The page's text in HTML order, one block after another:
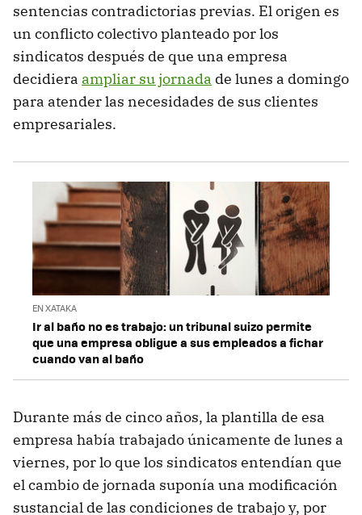
sentencias contradictorias previas. El origen es
un conflicto colectivo planteado por los
sindicatos después de que una empresa
decidiera ampliar su jornada de lunes a domingo
para atender las necesidades de sus clientes
empresariales.
EN XATAKA
Ir al baño no es trabajo: un tribunal suizo permite
que una empresa obligue a sus empleados a fichar
cuando van al baño
Durante más de cinco años, la plantilla de esa
empresa había trabajado únicamente de lunes a
viernes, por lo que los sindicatos entendían que
el cambio de jornada suponía una modificación
sustancial de las condiciones de trabajo y, por